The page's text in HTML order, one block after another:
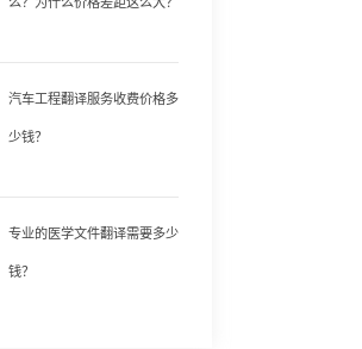
汽车工程翻译服务收费价格多
少钱？
专业的医学文件翻译需要多少
钱？